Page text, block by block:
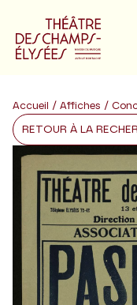
Du
Accueil / Affiches /
RETOUR À LA